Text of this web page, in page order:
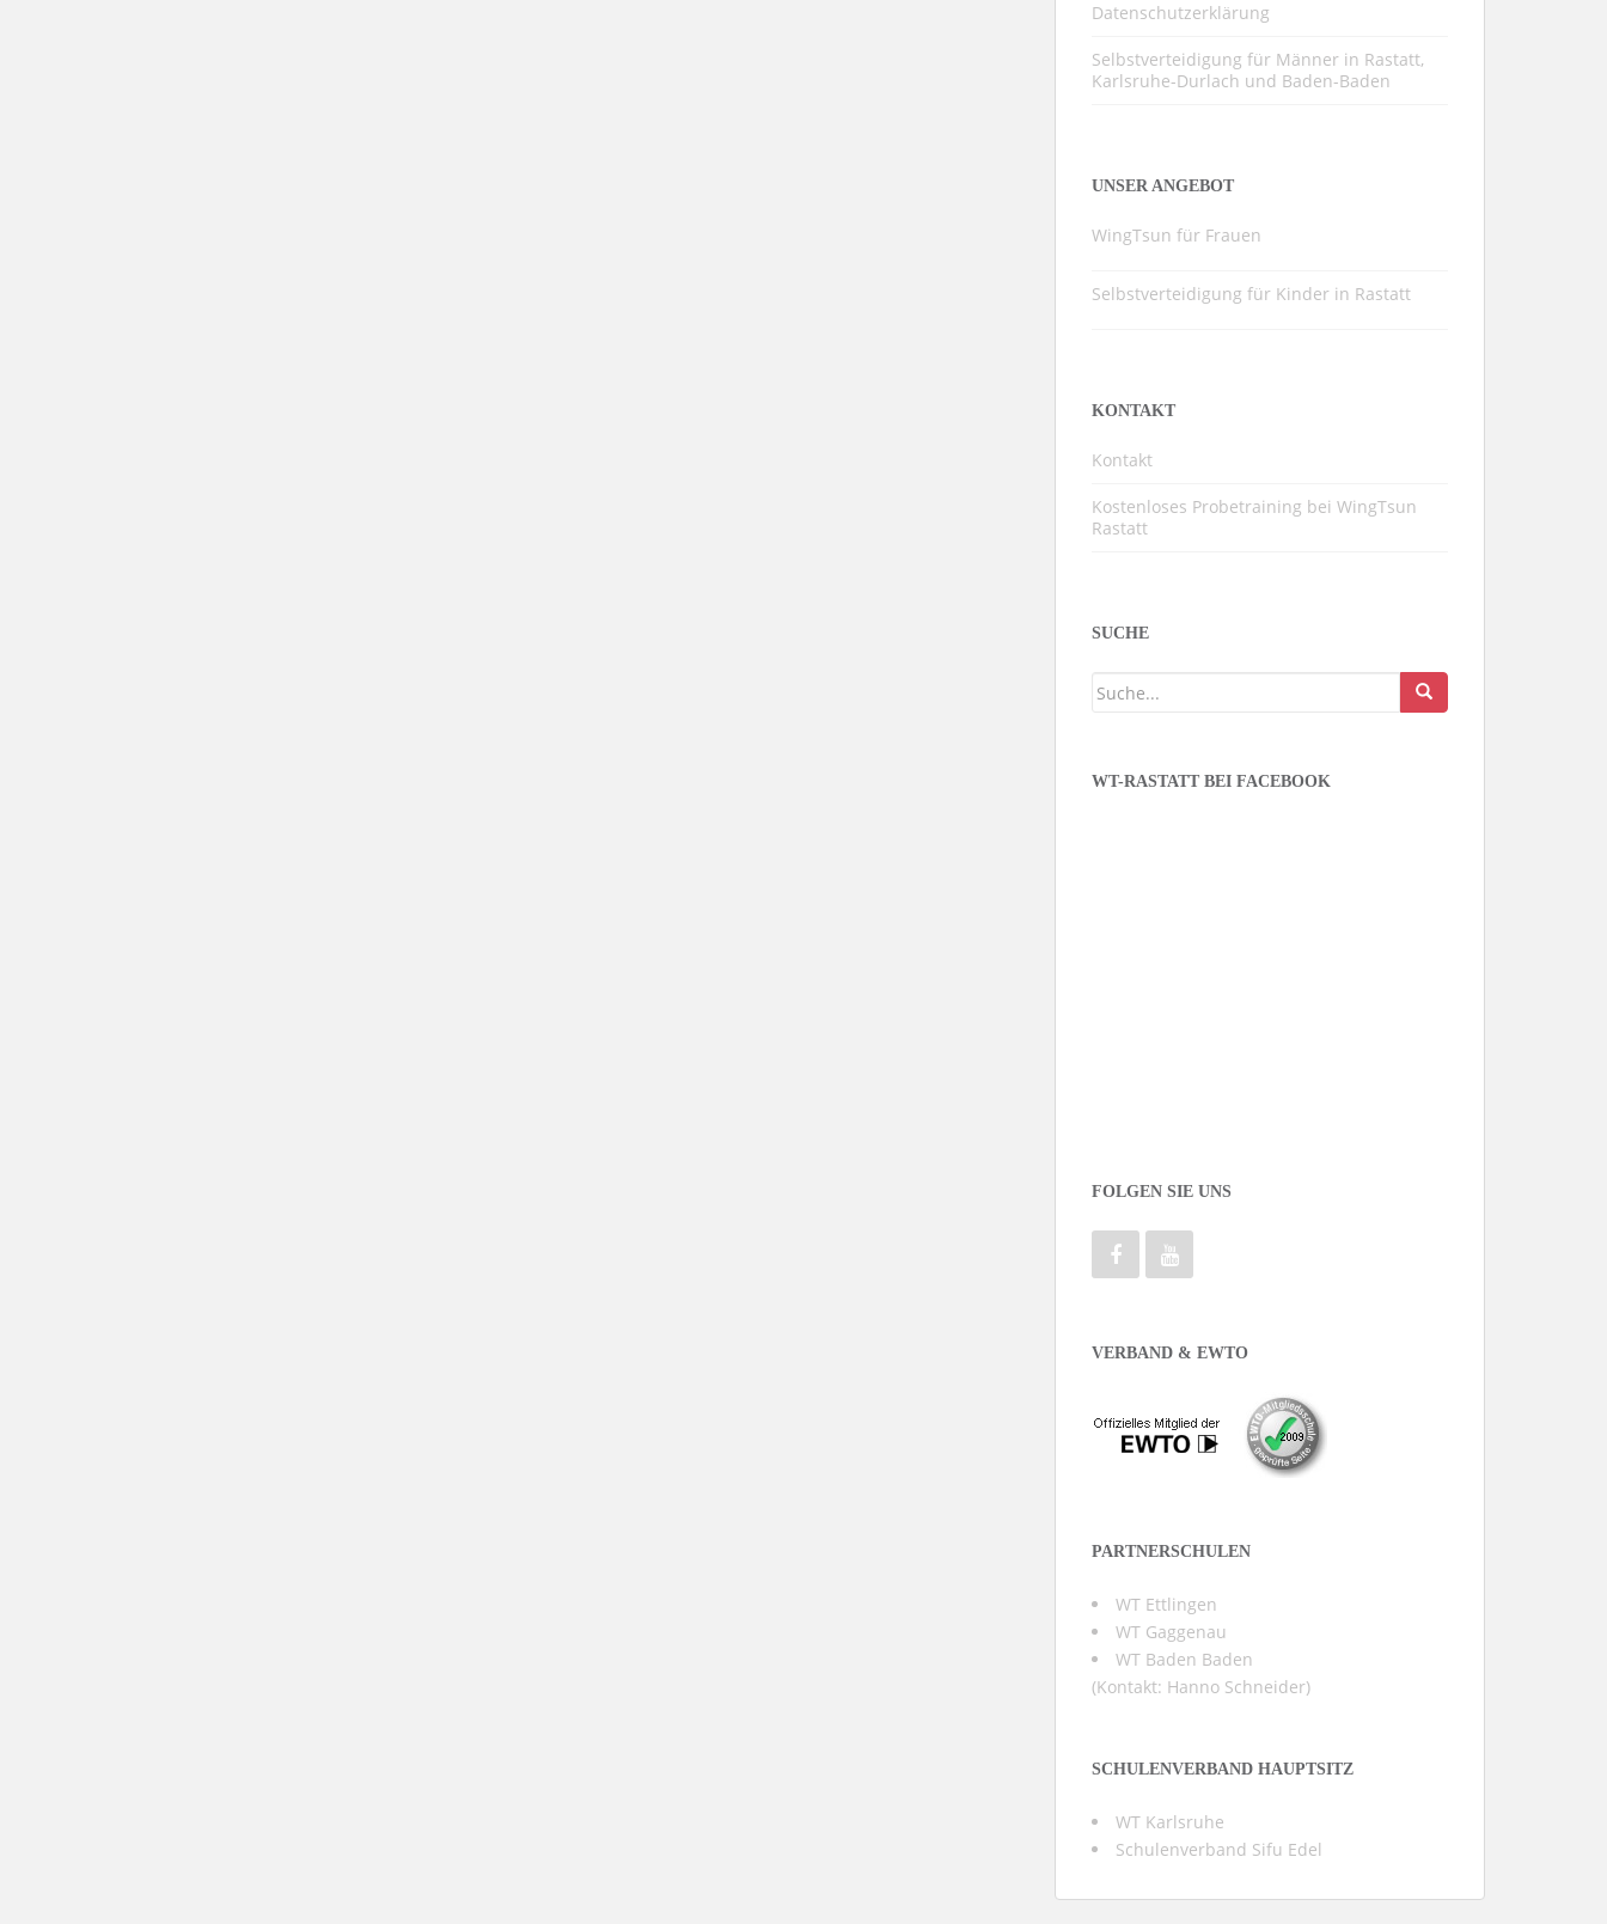
Datenschutzerklärung
Selbstverteidigung für Männer in Rastatt,
Karlsruhe-Durlach und Baden-Baden
UNSER ANGEBOT
WingTsun für Frauen
Selbstverteidigung für Kinder in Rastatt
KONTAKT
Kontakt
Kostenloses Probetraining bei WingTsun
Rastatt
SUCHE
WT-RASTATT BEI FACEBOOK
FOLGEN SIE UNS
VERBAND & EWTO
PARTNERSCHULEN
WT Ettlingen
WT Gaggenau
WT Baden Baden
(Kontakt: Hanno Schneider)
SCHULENVERBAND HAUPTSITZ
WT Karlsruhe
Schulenverband Sifu Edel